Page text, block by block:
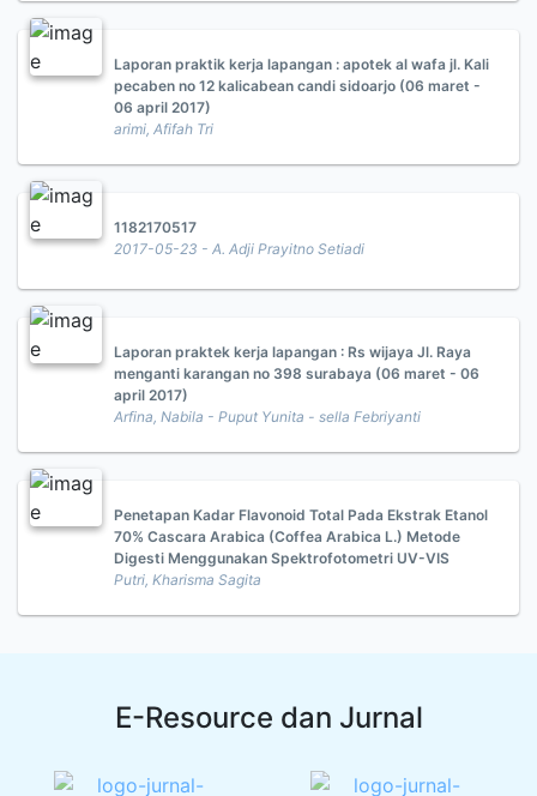
Laporan praktik kerja lapangan : apotek al wafa jl. Kali
pecaben no 12 kalicabean candi sidoarjo (06 maret -
06 april 2017)
arimi, Afifah Tri
1182170517
2017-05-23 - A. Adji Prayitno Setiadi
Laporan praktek kerja lapangan : Rs wijaya Jl. Raya
menganti karangan no 398 surabaya (06 maret - 06
april 2017)
Arfina, Nabila - Puput Yunita - sella Febriyanti
Penetapan Kadar Flavonoid Total Pada Ekstrak Etanol
70% Cascara Arabica (Coffea Arabica L.) Metode
Digesti Menggunakan Spektrofotometri UV-VIS
Putri, Kharisma Sagita
E-Resource dan Jurnal